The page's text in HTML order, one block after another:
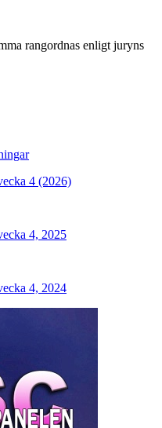
rangordnas enligt juryns
4 (2026)
4, 2025
4, 2024